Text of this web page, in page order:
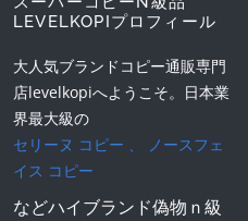
LEVELKOPIプロフィール
大人気ブランドコピー通販専門
店levelkopiへようこそ。日本業
界最大級の
セリーヌ コピー
ノースフェ
イス コピー
などハイブランド偽物ｎ級